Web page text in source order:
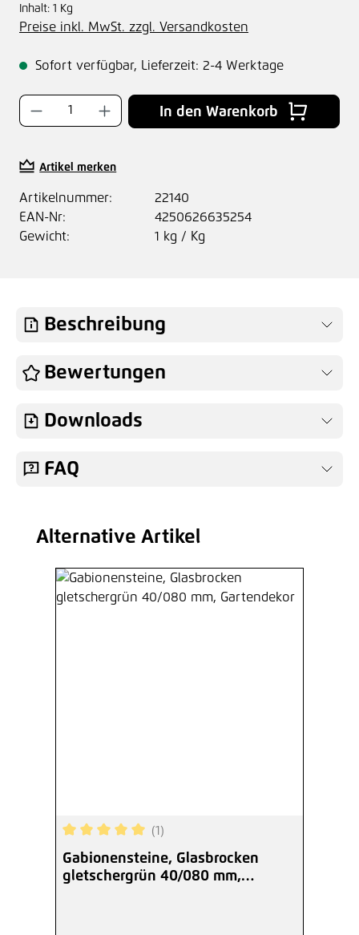
Inhalt: 1 Kg
Preise inkl. MwSt. zzgl. Versandkosten
Sofort verfügbar, Lieferzeit: 2-4 Werktage
Produkt Anzahl: Gib den gewünschten
In den Warenkorb
Artikel merken
Artikelnummer:
22140
EAN-Nr:
4250626635254
Gewicht:
1 kg / Kg
Beschreibung
Bewertungen
Downloads
FAQ
Produktgalerie überspringen
Alternative Artikel
Durchschnittliche Bewertung von 5 von 5
(1)
Gabionensteine, Glasbrocken
gletschergrün 40/080 mm,